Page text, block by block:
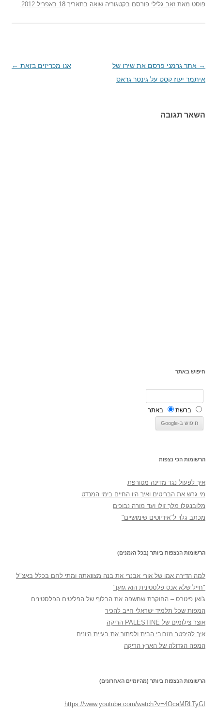
פוסט מאת זאב גלילי פורסם בקטגוריה שואה בתאריך 18 באפריל 2012 .
ניווט
בפוסטים
→ אתר גרמני פרסם את שירו של
איתמר יעוז קסט על גינטר גראס
אנו מכריזים בזאת ←
השאר תגובה
חיפוש באתר
ברשת באתר
הרשומות הכי נצפות
איך לפעול נגד מדינה מטורפת
מי גרש את הבריטים ואיך היו החיים בימי המנדט
מלובנגולו מלך זולו ועד מורה נבוכים
מכתב גלוי ל"אידיוטים שימושיים"
הרשומות הנצפות ביותר (בכל הזמנים)
למה הדירה אמו של אורי אבנרי את בנה מצוואתה ומתי לחם בכלל באצ"ל
"חייל שלא אנס פלסטינית הוא גזען"
ג'ואן פיטרס – החוקרת שחשפה את הבלוף של הפליטים הפלסטינים
המפות שכל תלמיד ישראלי חייב להכיר
אוצר צילומים של PALESTINE הריקה
איך להיפטר מזבובי הבית ולפתור את בעיית היונים
המפה הגדולה של הארץ הריקה
הרשומות הנצפות ביותר (מהיומיים האחרונים)
https://www.youtube.com/watch?v=4OcaMRLTyGI